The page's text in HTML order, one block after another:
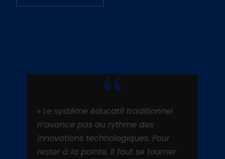
{
« Le système éducatif traditionnel
n’avance pas au rythme des
innovations technologiques. Pour
rester à la pointe, il faut se tourner